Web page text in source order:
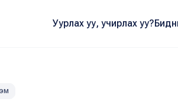
Уурлах уу, учирлах уу?